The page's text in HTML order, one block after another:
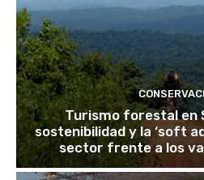
Turismo forestal en
sostenibilidad y la ‘soft
sector frente a los